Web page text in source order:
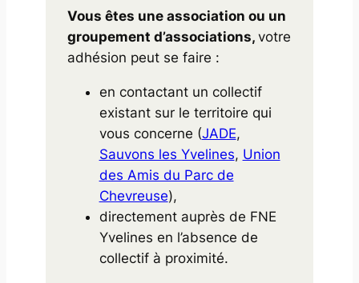
Vous êtes une association ou un
groupement d’associations, votre
adhésion peut se faire :
en contactant un collectif
existant sur le territoire qui
vous concerne (JADE,
Sauvons les Yvelines, Union
des Amis du Parc de
Chevreuse),
directement auprès de FNE
Yvelines en l’absence de
collectif à proximité.